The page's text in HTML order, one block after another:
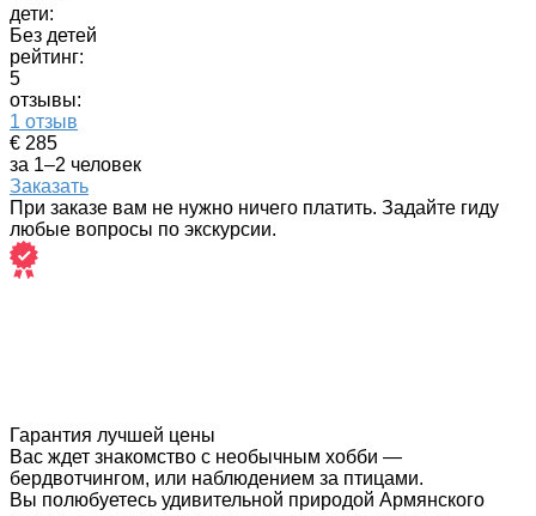
дети:
Без детей
рейтинг:
5
отзывы:
1 отзыв
€ 285
за 1–2 человек
Заказать
При заказе вам не нужно ничего платить. Задайте гиду
любые вопросы по экскурсии.
Гарантия лучшей цены
Вас ждет знакомство с необычным хобби —
бердвотчингом, или наблюдением за птицами.
Вы полюбуетесь удивительной природой Армянского